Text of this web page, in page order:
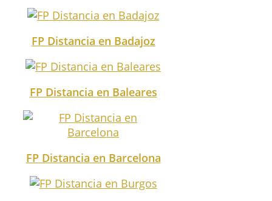
FP Distancia en Badajoz
FP Distancia en Baleares
FP Distancia en Barcelona